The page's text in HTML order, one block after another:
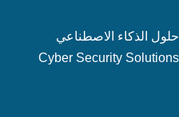
حلول الذكاء الاصطناعي
Cyber Security Solutions